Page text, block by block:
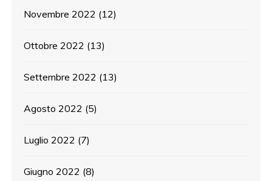
Novembre 2022 (12)
Ottobre 2022 (13)
Settembre 2022 (13)
Agosto 2022 (5)
Luglio 2022 (7)
Giugno 2022 (8)